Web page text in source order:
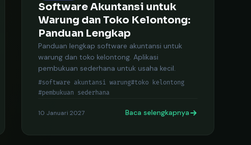
Software Akuntansi untuk
Warung dan Toko Kelontong:
Panduan Lengkap
Panduan lengkap software akuntansi untuk
warung dan toko kelontong. Aplikasi
pembukuan sederhana untuk usaha kecil.
#software akuntansi warung#toko kelontong
#pembukuan sederhana
10 Januari 2027 Baca selengkapnya